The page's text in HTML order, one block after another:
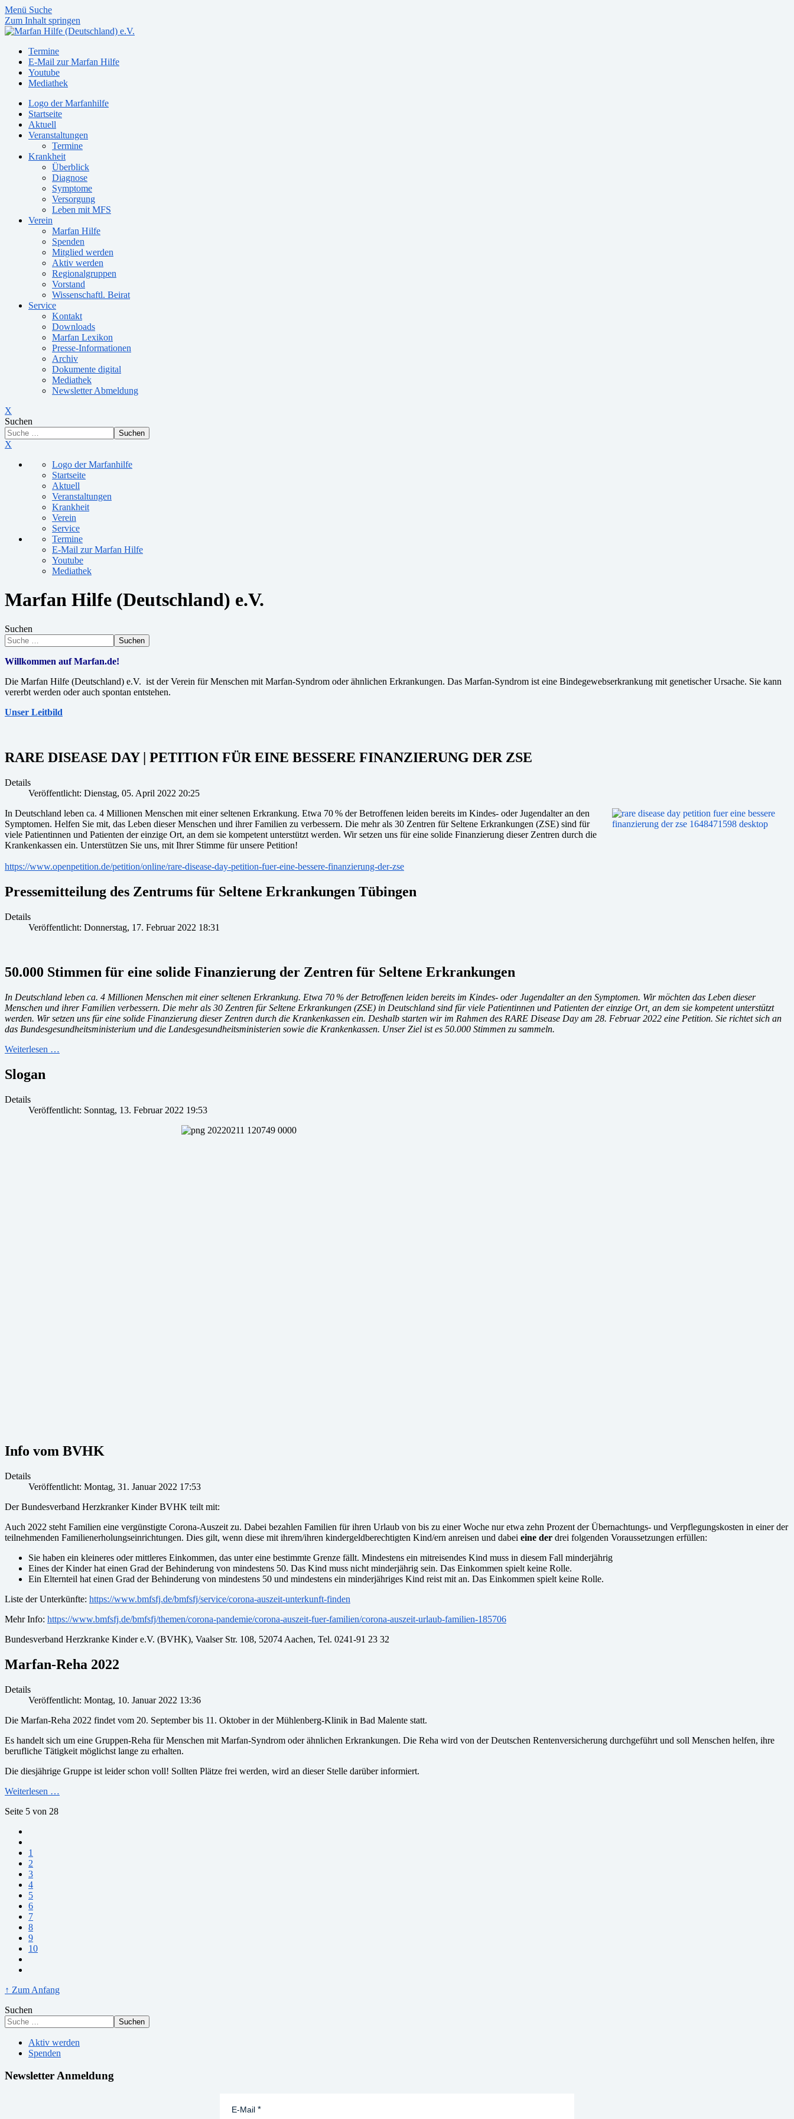
Menü Suche
Zum Inhalt springen
Termine
E-Mail zur Marfan Hilfe
Youtube
Mediathek
Logo der Marfanhilfe
Startseite
Aktuell
Veranstaltungen
Termine
Krankheit
Überblick
Diagnose
Symptome
Versorgung
Leben mit MFS
Verein
Marfan Hilfe
Spenden
Mitglied werden
Aktiv werden
Regionalgruppen
Vorstand
Wissenschaftl. Beirat
Service
Kontakt
Downloads
Marfan Lexikon
Presse-Informationen
Archiv
Dokumente digital
Mediathek
Newsletter Abmeldung
X
Suchen
Suchen
X
Logo der Marfanhilfe
Startseite
Aktuell
Veranstaltungen
Krankheit
Verein
Service
Termine
E-Mail zur Marfan Hilfe
Youtube
Mediathek
Marfan Hilfe (Deutschland) e.V.
Suchen
Suchen
Willkommen auf Marfan.de!
Die Marfan Hilfe (Deutschland) e.V. ist der Verein für Menschen mit Marfan-Syndrom oder ähnlichen Erkrankungen. Das Marfan-Syndrom ist eine Bindegewebserkrankung mit genetischer Ursache. Sie kann
vererbt werden oder auch spontan entstehen.
Unser Leitbild
RARE DISEASE DAY | PETITION FÜR EINE BESSERE FINANZIERUNG DER ZSE
Details
Veröffentlicht: Dienstag, 05. April 2022 20:25
In Deutschland leben ca. 4 Millionen Menschen mit einer seltenen Erkrankung. Etwa 70 % der Betroffenen leiden bereits im Kindes- oder Jugendalter an den
Symptomen. Helfen Sie mit, das Leben dieser Menschen und ihrer Familien zu verbessern. Die mehr als 30 Zentren für Seltene Erkrankungen (ZSE) sind für
viele Patientinnen und Patienten der einzige Ort, an dem sie kompetent unterstützt werden. Wir setzen uns für eine solide Finanzierung dieser Zentren durch die
Krankenkassen ein. Unterstützen Sie uns, mit Ihrer Stimme für unsere Petition!
https://www.openpetition.de/petition/online/rare-disease-day-petition-fuer-eine-bessere-finanzierung-der-zse
Pressemitteilung des Zentrums für Seltene Erkrankungen Tübingen
Details
Veröffentlicht: Donnerstag, 17. Februar 2022 18:31
50.000 Stimmen für eine solide Finanzierung der Zentren für Seltene Erkrankungen
In Deutschland leben ca. 4 Millionen Menschen mit einer seltenen Erkrankung. Etwa 70 % der Betroffenen leiden bereits im Kindes- oder Jugendalter an den Symptomen. Wir möchten das Leben dieser
Menschen und ihrer Familien verbessern. Die mehr als 30 Zentren für Seltene Erkrankungen (ZSE) in Deutschland sind für viele Patientinnen und Patienten der einzige Ort, an dem sie kompetent unterstützt
werden. Wir setzen uns für eine solide Finanzierung dieser Zentren durch die Krankenkassen ein. Deshalb starten wir im Rahmen des RARE Disease Day am 28. Februar 2022 eine Petition. Sie richtet sich an
das Bundesgesundheitsministerium und die Landesgesundheitsministerien sowie die Krankenkassen. Unser Ziel ist es 50.000 Stimmen zu sammeln.
Weiterlesen …
Slogan
Details
Veröffentlicht: Sonntag, 13. Februar 2022 19:53
Info vom BVHK
Details
Veröffentlicht: Montag, 31. Januar 2022 17:53
Der Bundesverband Herzkranker Kinder BVHK teilt mit:
Auch 2022 steht Familien eine vergünstigte Corona-Auszeit zu. Dabei bezahlen Familien für ihren Urlaub von bis zu einer Woche nur etwa zehn Prozent der Übernachtungs- und Verpflegungskosten in einer der
teilnehmenden Familienerholungseinrichtungen. Dies gilt, wenn diese mit ihrem/ihren kindergeldberechtigten Kind/ern anreisen und dabei eine der drei folgenden Voraussetzungen erfüllen:
Sie haben ein kleineres oder mittleres Einkommen, das unter eine bestimmte Grenze fällt. Mindestens ein mitreisendes Kind muss in diesem Fall minderjährig
Eines der Kinder hat einen Grad der Behinderung von mindestens 50. Das Kind muss nicht minderjährig sein. Das Einkommen spielt keine Rolle.
Ein Elternteil hat einen Grad der Behinderung von mindestens 50 und mindestens ein minderjähriges Kind reist mit an. Das Einkommen spielt keine Rolle.
Liste der Unterkünfte: https://www.bmfsfj.de/bmfsfj/service/corona-auszeit-unterkunft-finden
Mehr Info: https://www.bmfsfj.de/bmfsfj/themen/corona-pandemie/corona-auszeit-fuer-familien/corona-auszeit-urlaub-familien-185706
Bundesverband Herzkranke Kinder e.V. (BVHK), Vaalser Str. 108, 52074 Aachen, Tel. 0241-91 23 32
Marfan-Reha 2022
Details
Veröffentlicht: Montag, 10. Januar 2022 13:36
Die Marfan-Reha 2022 findet vom 20. September bis 11. Oktober in der Mühlenberg-Klinik in Bad Malente statt.
Es handelt sich um eine Gruppen-Reha für Menschen mit Marfan-Syndrom oder ähnlichen Erkrankungen. Die Reha wird von der Deutschen Rentenversicherung durchgeführt und soll Menschen helfen, ihre
berufliche Tätigkeit möglichst lange zu erhalten.
Die diesjährige Gruppe ist leider schon voll! Sollten Plätze frei werden, wird an dieser Stelle darüber informiert.
Weiterlesen …
Seite 5 von 28
1
2
3
4
5
6
7
8
9
10
↑ Zum Anfang
Suchen
Suchen
Aktiv werden
Spenden
Newsletter Anmeldung
E-Mail